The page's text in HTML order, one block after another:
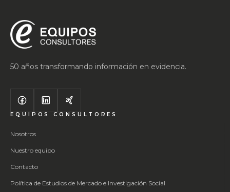
50 años transformando información en evidencia.
EQUIPOS CONSULTORES
Nosotros
Nuestro equipo
Contacto
Política de Estudios de Mercado e Investigación Social